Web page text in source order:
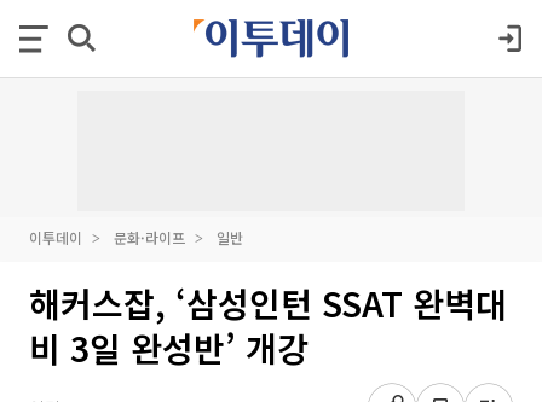
이투데이 문화·라이프 일반
해커스잡, ‘삼성인턴 SSAT 완벽대
비 3일 완성반’ 개강